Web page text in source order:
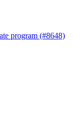
program (#8648)